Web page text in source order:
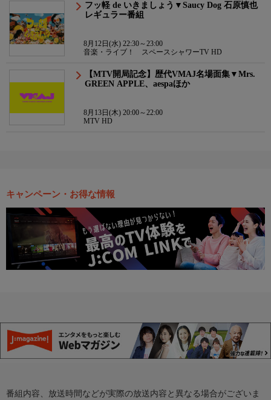
フッ軽 de いきましょう▼Saucy Dog 石原慎也
レギュラー番組
8月12日(水) 22:30～23:00
音楽・ライブ！ スペースシャワーTV HD
【MTV開局記念】歴代VMAJ名場面集▼Mrs.
GREEN APPLE、aespaほか
8月13日(木) 20:00～22:00
MTV HD
キャンペーン・お得な情報
番組内容、放送時間などが実際の放送内容と異なる場合がございま